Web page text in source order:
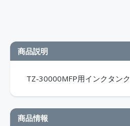
商品説明
TZ-30000MFP用インクタンク
商品情報